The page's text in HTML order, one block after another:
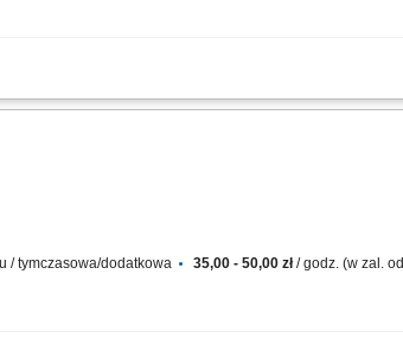
podczas transportu, aby dotarły w nienaruszonym
/ tymczasowa/dodatkowa 35,00 - 50,00 zł/ godz. (w zal. od